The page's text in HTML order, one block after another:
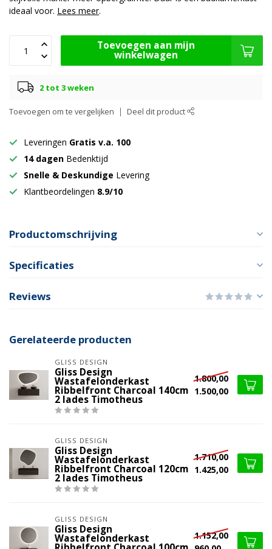
ideaal voor. Lees meer.
Toevoegen aan mijn
winkelwagen
2 tot 3 weken
Toevoegen om te vergelijken Deel dit product
Leveringen Gratis v.a. 100
14 dagen Bedenktijd
Snelle & Deskundige Levering
Klantbeordelingen 8.9/10
Productomschrijving
Specificaties
Reviews
Gerelateerde producten
GLISS DESIGN
Gliss Design
Wastafelonderkast
Ribbelfront Charcoal 140cm
2 lades Timotheus
1.800,00
1.500,00
GLISS DESIGN
Gliss Design
Wastafelonderkast
Ribbelfront Charcoal 120cm
2 lades Timotheus
1.710,00
1.425,00
GLISS DESIGN
Gliss Design
Wastafelonderkast
1.152,00